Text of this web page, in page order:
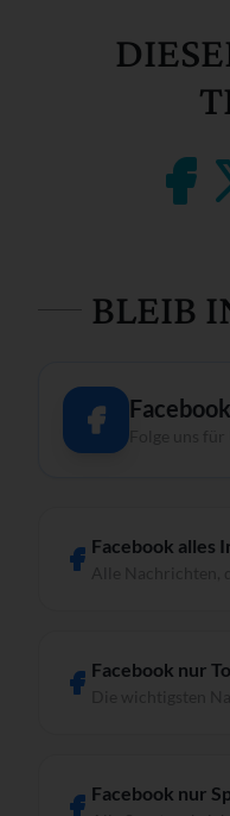
BLEIB
Facebook
Facebook alles
Facebook nur
Facebook nur